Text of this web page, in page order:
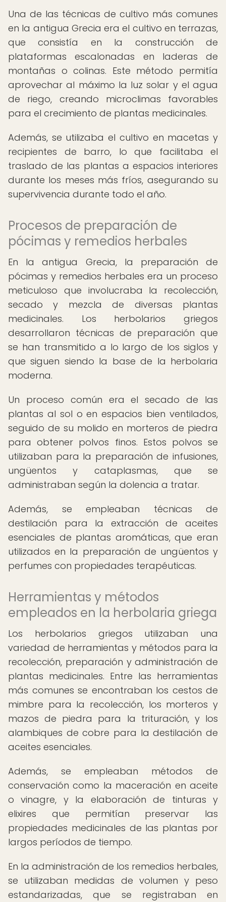
Una de las técnicas de cultivo más comunes
en la antigua Grecia era el cultivo en terrazas,
que consistía en la construcción de
plataformas escalonadas en laderas de
montañas o colinas. Este método permitía
aprovechar al máximo la luz solar y el agua
de riego, creando microclimas favorables
para el crecimiento de plantas medicinales.
Además, se utilizaba el cultivo en macetas y
recipientes de barro, lo que facilitaba el
traslado de las plantas a espacios interiores
durante los meses más fríos, asegurando su
supervivencia durante todo el año.
Procesos de preparación de
pócimas y remedios herbales
En la antigua Grecia, la preparación de
pócimas y remedios herbales era un proceso
meticuloso que involucraba la recolección,
secado y mezcla de diversas plantas
medicinales. Los herbolarios griegos
desarrollaron técnicas de preparación que
se han transmitido a lo largo de los siglos y
que siguen siendo la base de la herbolaria
moderna.
Un proceso común era el secado de las
plantas al sol o en espacios bien ventilados,
seguido de su molido en morteros de piedra
para obtener polvos finos. Estos polvos se
utilizaban para la preparación de infusiones,
ungüentos y cataplasmas, que se
administraban según la dolencia a tratar.
Además, se empleaban técnicas de
destilación para la extracción de aceites
esenciales de plantas aromáticas, que eran
utilizados en la preparación de ungüentos y
perfumes con propiedades terapéuticas.
Herramientas y métodos
empleados en la herbolaria griega
Los herbolarios griegos utilizaban una
variedad de herramientas y métodos para la
recolección, preparación y administración de
plantas medicinales. Entre las herramientas
más comunes se encontraban los cestos de
mimbre para la recolección, los morteros y
mazos de piedra para la trituración, y los
alambiques de cobre para la destilación de
aceites esenciales.
Además, se empleaban métodos de
conservación como la maceración en aceite
o vinagre, y la elaboración de tinturas y
elixires que permitían preservar las
propiedades medicinales de las plantas por
largos períodos de tiempo.
En la administración de los remedios herbales,
se utilizaban medidas de volumen y peso
estandarizadas, que se registraban en